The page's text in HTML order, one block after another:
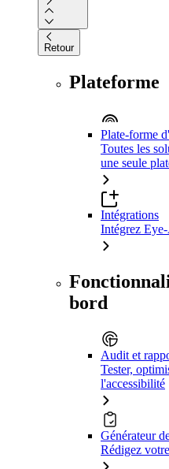
Retour
Plateforme
Plate-forme
Toutes les
une seule
Intégrations
Intégrez
bord
Audit et
Tester,
l'accessibilité
Générateur
Rédigez